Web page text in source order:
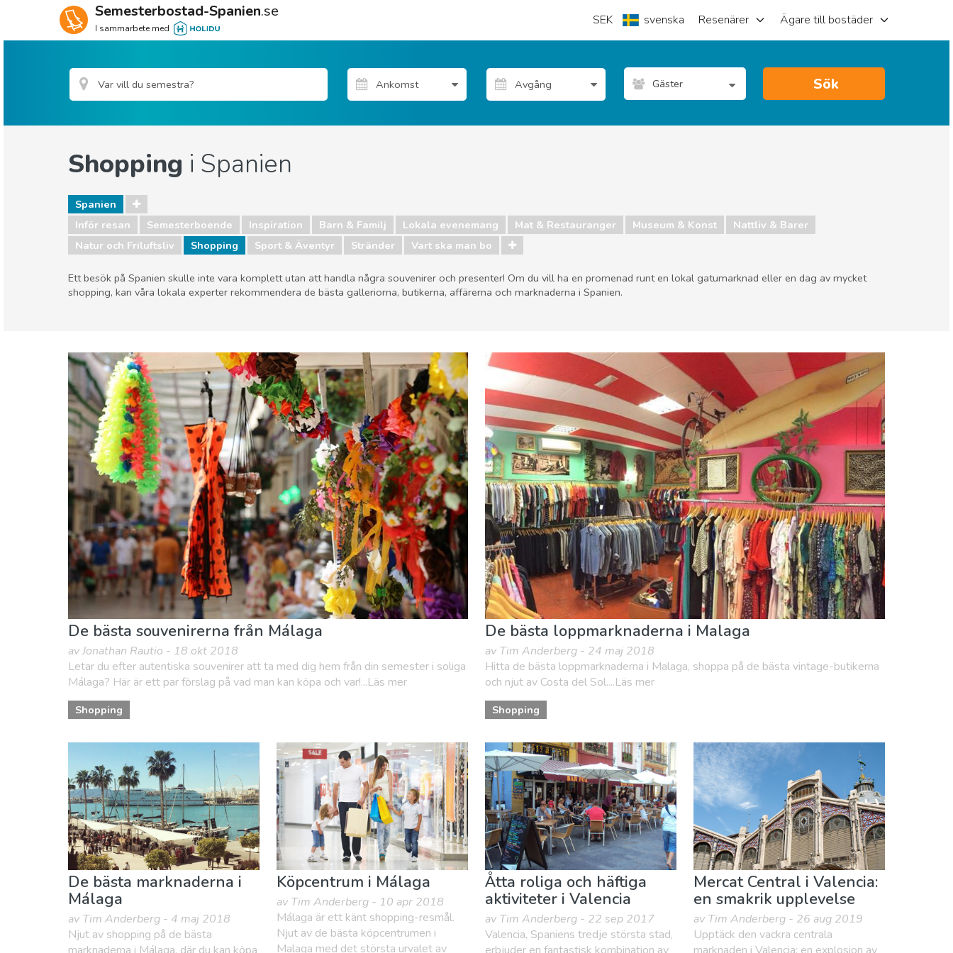
Semesterbostad-Spanien.se
I sammarbete med
SEK svenska Resenärer Ägare till bostäder
Gäster Sök
Shopping i Spanien
Spanien
Inför resan
Semesterboende Inspiration Barn & Familj Lokala evenemang Mat & Restauranger Museum & Konst
Nattliv & Barer
Natur och Friluftsliv
Shopping Sport & Äventyr Stränder Vart ska man bo
Ett besök på Spanien skulle inte vara komplett utan att handla några souvenirer och presenter! Om du vill ha en promenad runt en lokal gatumarknad eller en dag av mycket
shopping, kan våra lokala experter rekommendera de bästa galleriorna, butikerna, affärerna och marknaderna i Spanien.
Barn & Familj
Lokala evenemang Mat & Restauranger Museum & Konst Nattliv & Barer Natur och Friluftsliv Shopping
Sport & Äventyr
Stränder
Vart ska man bo
De bästa souvenirerna från Málaga
av Jonathan Rautio - 18 okt 2018
Letar du efter autentiska souvenirer att ta med dig hem från din semester i soliga
Málaga? Här är ett par förslag på vad man kan köpa och var!...Läs mer
Shopping
De bästa loppmarknaderna i Malaga
av Tim Anderberg - 24 maj 2018
Hitta de bästa loppmarknaderna i Malaga, shoppa på de bästa vintage-butikerna
och njut av Costa del Sol....Läs mer
Shopping
De bästa marknaderna i
Málaga
av Tim Anderberg - 4 maj 2018
Njut av shopping på de bästa
Köpcentrum i Málaga
av Tim Anderberg - 10 apr 2018
Málaga är ett känt shopping-resmål.
Njut av de bästa köpcentrumen i
Malaga med det största urvalet av
Åtta roliga och häftiga
aktiviteter i Valencia
av Tim Anderberg - 22 sep 2017
Valencia, Spaniens tredje största stad,
Mercat Central i Valencia:
en smakrik upplevelse
av Tim Anderberg - 26 aug 2019
Upptäck den vackra centrala